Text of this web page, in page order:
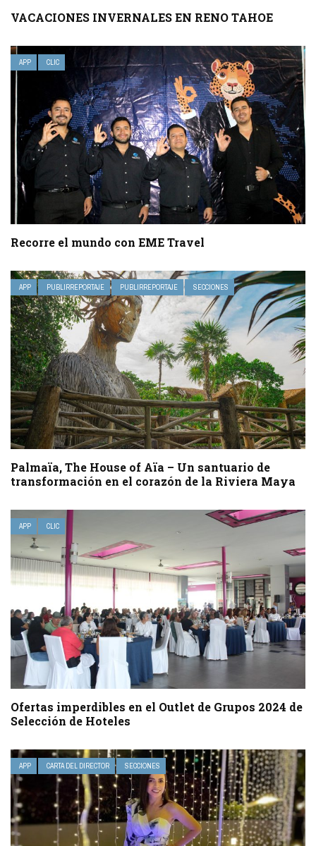
VACACIONES INVERNALES EN RENO TAHOE
APP CLIC
Recorre el mundo con EME Travel
APP PUBLIRREPORTAJE PUBLIRREPORTAJE SECCIONES
Palmaïa, The House of Aïa – Un santuario de
transformación en el corazón de la Riviera Maya
APP CLIC
Ofertas imperdibles en el Outlet de Grupos 2024 de
Selección de Hoteles
APP CARTA DEL DIRECTOR SECCIONES